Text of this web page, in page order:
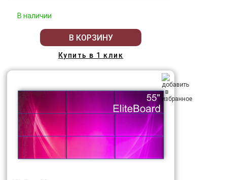
В наличии
В КОРЗИНУ
Купить в 1 клик